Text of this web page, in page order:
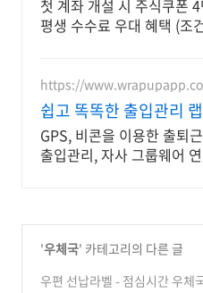
첫 계좌 개설 시 주식쿠폰
평생 수수료 우대 혜택 (조
https://
쉽고 똑똑한 출입관리
GPS, 비콘을 이용한 출퇴근, 차
출입관리, 자사 그룹웨어
'우체국' 카테고리의 다른 글
우편 선납라벨 - 점심시간 우체